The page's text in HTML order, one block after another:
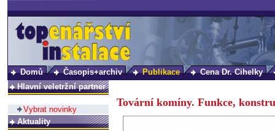
Domů Časopis+archiv Publikace
Cena Dr. Cihelky
Hlavní veletržní partner
Vybrat novinky
Aktuality
Tovární komíny. Funkce,